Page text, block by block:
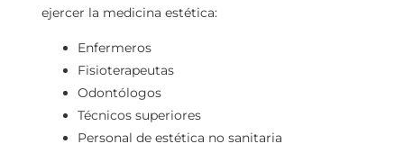
ejercer la medicina estética:
Enfermeros
Fisioterapeutas
Odontólogos
Técnicos superiores
Personal de estética no sanitaria